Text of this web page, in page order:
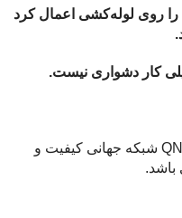
را روی لوله‌کشی اعمال کرد
کار دشواری نیست.
محصولات نیوپایپ دارای گواهینامه QNET شبکه جهانی کیفیت و